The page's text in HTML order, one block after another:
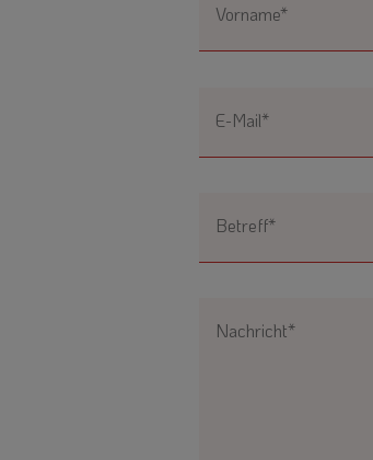
Vorname*
E-Mail*
Betreff*
Nachricht*